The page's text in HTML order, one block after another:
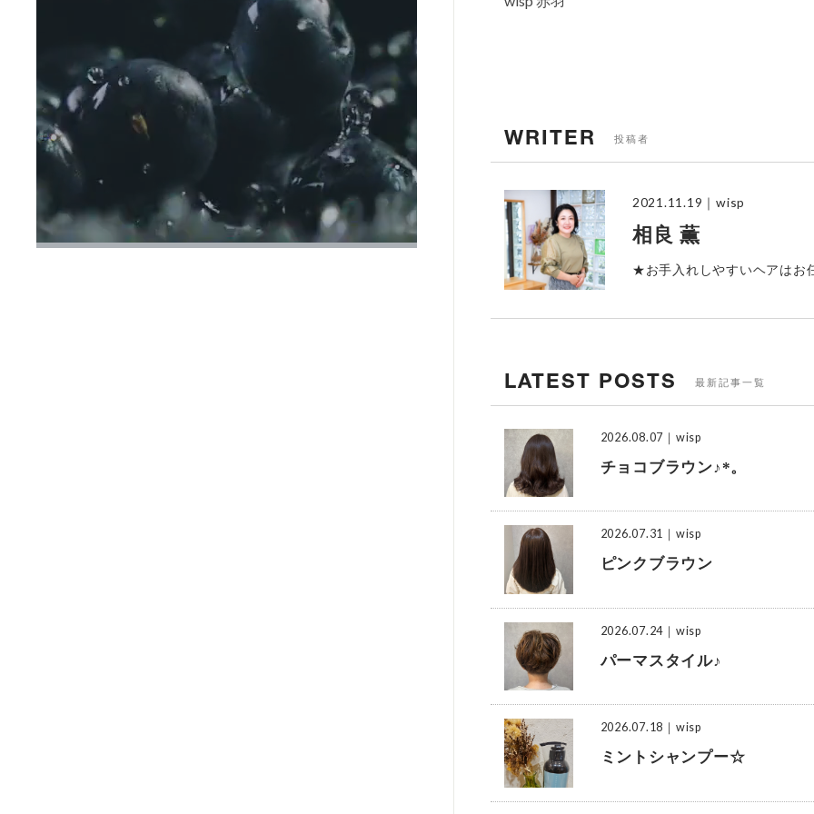
WRITER 投稿者
2021.11.19 ｜wisp
相良 薫
★お手入れしやすいヘアはお
LATEST POSTS 最新記事一覧
2026.08.07 ｜wisp
チョコブラウン♪*。
2026.07.31 ｜wisp
ピンクブラウン
2026.07.24 ｜wisp
パーマスタイル♪
2026.07.18 ｜wisp
ミントシャンプー☆